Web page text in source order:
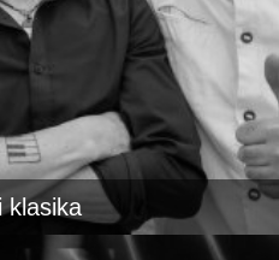
klasika